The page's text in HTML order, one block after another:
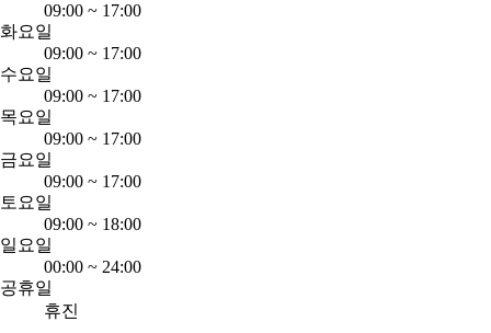
09:00 ~ 17:00
화요일
09:00 ~ 17:00
수요일
09:00 ~ 17:00
목요일
09:00 ~ 17:00
금요일
09:00 ~ 17:00
토요일
09:00 ~ 18:00
일요일
00:00 ~ 24:00
공휴일
휴진